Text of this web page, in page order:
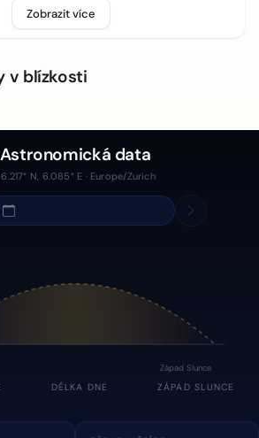
Zobrazit více
v blízkosti
Astronomická data
N, 6.085° E · Europe/Zurich
Západ Slunce
DÉLKA DNE ZÁPAD SLUNCE